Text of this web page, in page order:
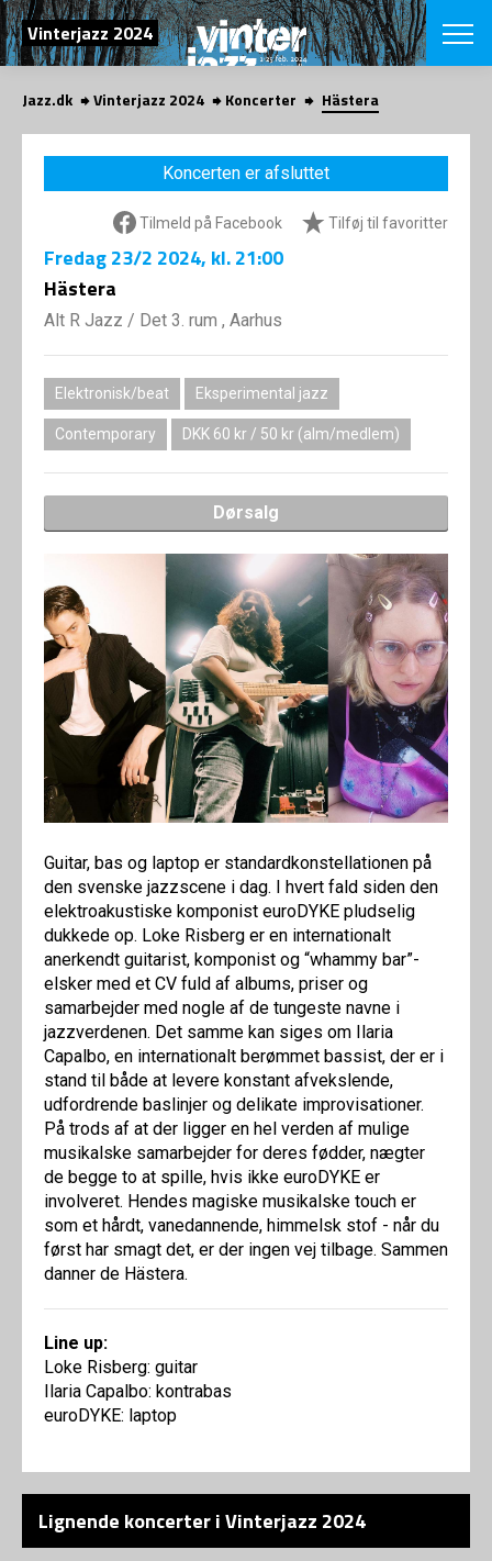
SØG
Vinterjazz 2024
English
VÆLG
COPENHAGEN
Om
Kontakt
Jazz.dk Vinterjazz 2024 Koncerter Hästera
Koncerten er afsluttet
Tilmeld på Facebook Tilføj til favoritter
Fredag23/2 2024, kl. 21:00
Hästera
Alt R Jazz / Det 3. rum , Aarhus
Elektronisk/beat Eksperimental jazz
Contemporary DKK 60 kr / 50 kr (alm/medlem)
Dørsalg
Guitar, bas og laptop er standardkonstellationen på
den svenske jazzscene i dag. I hvert fald siden den
elektroakustiske komponist euroDYKE pludselig
dukkede op. Loke Risberg er en internationalt
anerkendt guitarist, komponist og “whammy bar”-
elsker med et CV fuld af albums, priser og
samarbejder med nogle af de tungeste navne i
jazzverdenen. Det samme kan siges om Ilaria
Capalbo, en internationalt berømmet bassist, der er i
stand til både at levere konstant afvekslende,
udfordrende baslinjer og delikate improvisationer.
På trods af at der ligger en hel verden af mulige
musikalske samarbejder for deres fødder, nægter
de begge to at spille, hvis ikke euroDYKE er
involveret. Hendes magiske musikalske touch er
som et hårdt, vanedannende, himmelsk stof - når du
først har smagt det, er der ingen vej tilbage. Sammen
danner de Hästera.
Line up:
Loke Risberg: guitar
Ilaria Capalbo: kontrabas
euroDYKE: laptop
Lignende koncerter i Vinterjazz 2024